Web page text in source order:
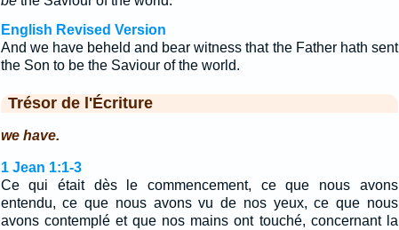
English Revised Version
And we have beheld and bear witness that the Father hath sent
the Son to be the Saviour of the world.
Trésor de l'Écriture
we have.
1 Jean 1:1-3
Ce qui était dès le commencement, ce que nous avons
entendu, ce que nous avons vu de nos yeux, ce que nous
avons contemplé et que nos mains ont touché, concernant la